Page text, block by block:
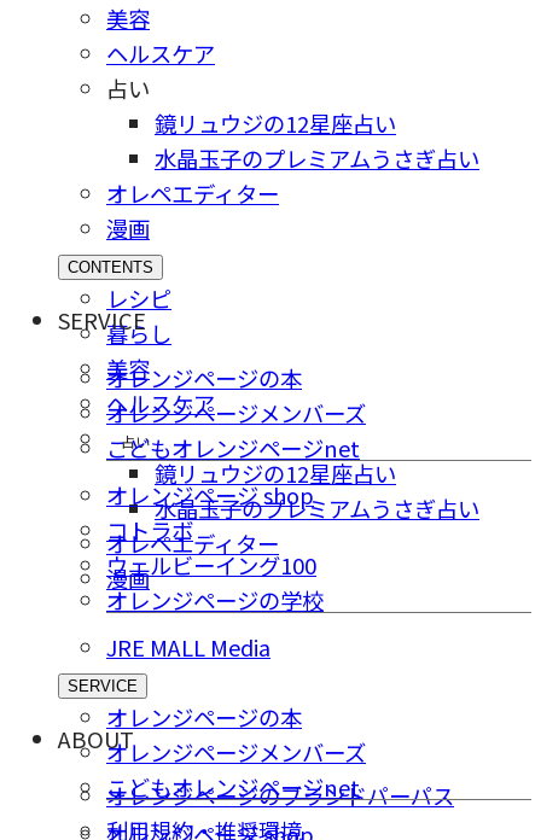
美容
ヘルスケア
占い
鏡リュウジの12星座占い
水晶玉子のプレミアムうさぎ占い
オレペエディター
漫画
CONTENTS
レシピ
暮らし
美容
ヘルスケア
占い
鏡リュウジの12星座占い
水晶玉子のプレミアムうさぎ占い
オレペエディター
漫画
SERVICE
オレンジページの本
オレンジページメンバーズ
こどもオレンジページnet
オレンジページ shop
コトラボ
ウェルビーイング100
オレンジページの学校
JRE MALL Media
SERVICE
オレンジページの本
オレンジページメンバーズ
こどもオレンジページnet
オレンジページ shop
ABOUT
オレンジページのブランドパーパス
利用規約・推奨環境